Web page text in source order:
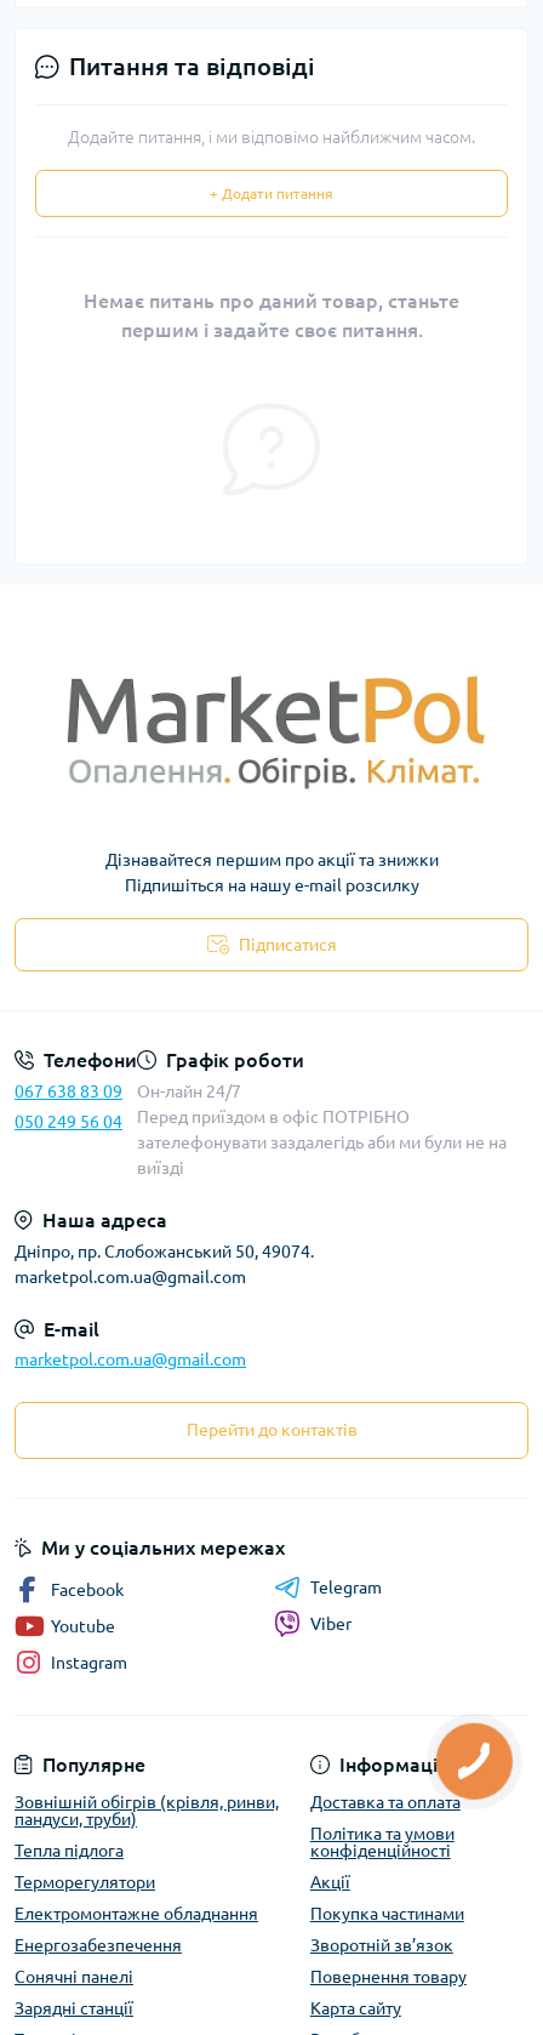
Питання та відповіді
Додайте питання, і ми відповімо найближчим часом.
+ Додати питання
Немає питань про даний товар, станьте
першим і задайте своє питання.
Дізнавайтеся першим про акції та знижки
Підпишіться на нашу e-mail розсилку
Підписатися
Телефони
067 638 83 09
050 249 56 04
Графік роботи
Он-лайн 24/7
Перед приїздом в офіс ПОТРІБНО
зателефонувати заздалегідь аби ми були не на
виїзді
Наша адреса
Дніпро, пр. Слобожанський 50, 49074.
marketpol.com.ua@gmail.com
E-mail
marketpol.com.ua@gmail.com
Перейти до контактів
Популярне
Зовнішній обігрів (крівля, ринви,
пандуси, труби)
Тепла підлога
Терморегулятори
Електромонтажне обладнання
Енергозабезпечення
Сонячні панелі
Зарядні станції
Інформація
Доставка та оплата
Політика та умови
конфіденційності
Акції
Покупка частинами
Зворотній зв’язок
Повернення товару
Карта сайту
Ми у соціальних мережах
Facebook
Youtube
Instagram
Telegram
Viber